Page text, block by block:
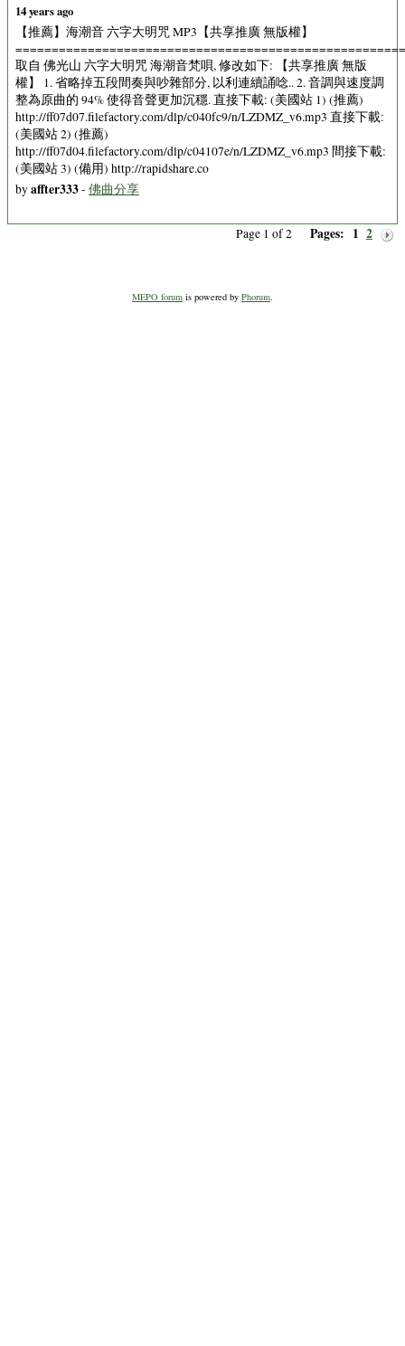
14 years ago
【推薦】海潮音 六字大明咒 MP3【共享推廣 無版權】
取自 佛光山 六字大明咒 海潮音梵唄, 修改如下: 【共享推廣 無版
權】 1. 省略掉五段間奏與吵雜部分, 以利連續誦唸.. 2. 音調與速度調
整為原曲的 94% 使得音聲更加沉穩. 直接下載: (美國站 1) (推薦)
http://ff07d07.filefactory.com/dlp/c040fc9/n/LZDMZ_v6.mp3 直接下載:
(美國站 2) (推薦)
http://ff07d04.filefactory.com/dlp/c04107e/n/LZDMZ_v6.mp3 間接下載:
(美國站 3) (備用) http://rapidshare.co
byaffter333- 佛曲分享
Page 1 of 2 Pages: 1 2
MEPO forum is powered by Phorum.